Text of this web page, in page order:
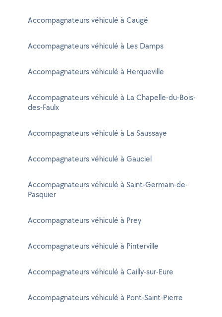
Accompagnateurs véhiculé à Caugé
Accompagnateurs véhiculé à Les Damps
Accompagnateurs véhiculé à Herqueville
Accompagnateurs véhiculé à La Chapelle-du-Bois-
des-Faulx
Accompagnateurs véhiculé à La Saussaye
Accompagnateurs véhiculé à Gauciel
Accompagnateurs véhiculé à Saint-Germain-de-
Pasquier
Accompagnateurs véhiculé à Prey
Accompagnateurs véhiculé à Pinterville
Accompagnateurs véhiculé à Cailly-sur-Eure
Accompagnateurs véhiculé à Pont-Saint-Pierre